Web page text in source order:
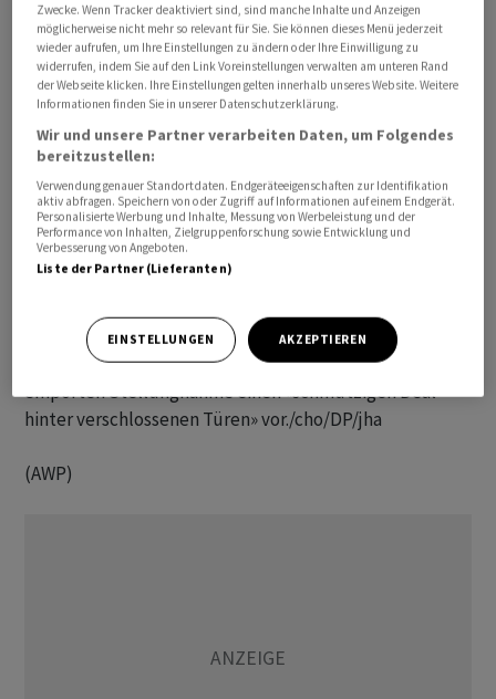
Damit verbleibt nun der frühere Wirecard-
Vorstandschef Markus Braun als einziger der drei
Angeklagten in Untersuchungshaft, seit mittlerweile
über dreieinhalb Jahren. Laut Anklage waren Braun und
Mitangeklagte Mitglieder einer Betrügerbande, die
nicht vorhandene Milliardenumsätze erdichtet haben
der Mittäterschaft beschuldigt.
Nach Darstellung des früheren Vorstandschefs jedoch
war er selbst Opfer der Kriminellen im Unternehmen,
Bellenhaus der Lüge. Verteidiger Alfred Dierlamm warf
der Münchner Justiz nach dessen Freilassung in einer
empörten Stellungnahme einen «schmutzigen Deal
hinter verschlossenen Türen» vor./cho/DP/jha
(AWP)
Zwecke. Wenn Tracker deaktiviert sind, sind manche Inhalte und Anzeigen
möglicherweise nicht mehr so relevant für Sie. Sie können dieses Menü jederzeit
wieder aufrufen, um Ihre Einstellungen zu ändern oder Ihre Einwilligung zu
widerrufen, indem Sie auf den Link Voreinstellungen verwalten am unteren Rand
der Webseite klicken. Ihre Einstellungen gelten innerhalb unseres Website. Weitere
Informationen finden Sie in unserer Datenschutzerklärung.
Wir und unsere Partner verarbeiten Daten, um Folgendes
bereitzustellen:
Verwendung genauer Standortdaten. Endgeräteeigenschaften zur Identifikation
aktiv abfragen. Speichern von oder Zugriff auf Informationen auf einem Endgerät.
Personalisierte Werbung und Inhalte, Messung von Werbeleistung und der
Performance von Inhalten, Zielgruppenforschung sowie Entwicklung und
Verbesserung von Angeboten.
Liste der Partner (Lieferanten)
EINSTELLUNGEN AKZEPTIEREN